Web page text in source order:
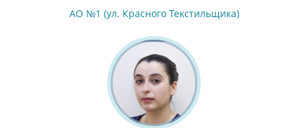
АО №1 (ул. Красного Текстильщика)